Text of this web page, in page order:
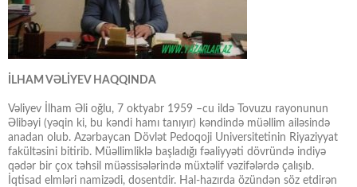
İLHAM VƏLİYEV HAQQINDA
Vəliyev İlham Əli oğlu, 7 oktyabr 1959 –cu ildə Tovuzu rayonunun
Əlibəyi (yəqin ki, bu kəndi hamı tanıyır) kəndində müəllim ailəsində
anadan olub. Azərbaycan Dövlət Pedoqoji Universitetinin Riyaziyyat
fakültəsini bitirib. Müəllimliklə başladığı fəaliyyəti dövründə indiyə
qədər bir çox təhsil müəssisələrində müxtəlif vəzifələrdə çalışıb.
İqtisad elmləri namizədi, dosentdir. Hal-hazırda özündən söz etdirən